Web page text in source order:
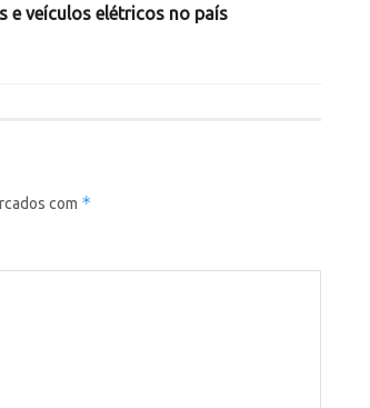
e veículos elétricos no país
com *